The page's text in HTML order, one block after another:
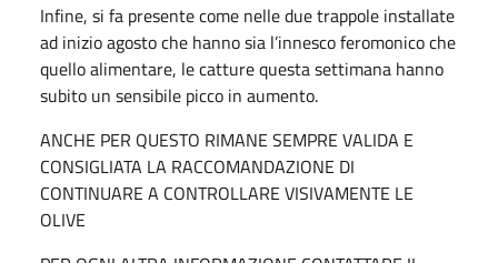
Infine, si fa presente come nelle due trappole installate
ad inizio agosto che hanno sia l’innesco feromonico che
quello alimentare, le catture questa settimana hanno
subito un sensibile picco in aumento.
ANCHE PER QUESTO RIMANE SEMPRE VALIDA E
CONSIGLIATA LA RACCOMANDAZIONE DI
CONTINUARE A CONTROLLARE VISIVAMENTE LE
OLIVE